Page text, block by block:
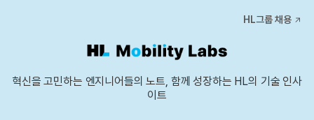
HL그룹 채용
혁신을 고민하는 엔지니어들의 노트, 함께 성장하는 HL의 기술 인사
이트